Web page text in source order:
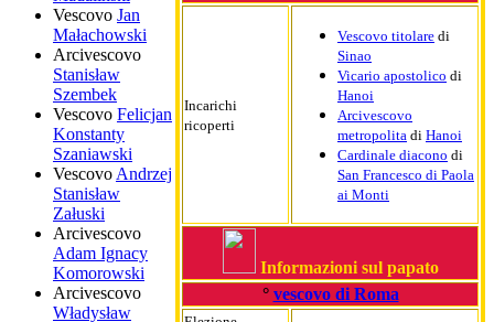
Incarichi
ricoperti
Vescovo titolare di
Sinao
Vicario apostolico di
Hanoi
Arcivescovo
metropolita di Hanoi
Cardinale diacono di
San Francesco di Paola
ai Monti
Informazioni sul papato
° vescovo di Roma
Vescovo Jan
Małachowski
Arcivescovo
Stanisław
Szembek
Vescovo Felicjan
Konstanty
Szaniawski
VescovoAndrzej
Stanisław
Załuski
Arcivescovo
Adam Ignacy
Komorowski
Arcivescovo
Władysław